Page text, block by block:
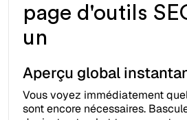
page d'outils
un
Aperçu global
Vous voyez immédiatement
sont encore nécessaires.